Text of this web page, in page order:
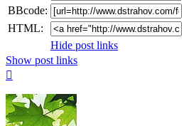
BBcode:
HTML:
Hide post links
Show post links